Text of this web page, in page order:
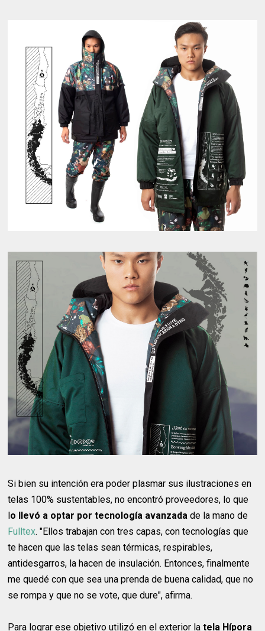
Si bien su intención era poder plasmar sus ilustraciones en
telas 100% sustentables, no encontró proveedores, lo que
o llevó a optar por tecnología avanzada de la mano de
Fulltex. "Ellos trabajan con tres capas, con tecnologías que
te hacen que las telas sean térmicas, respirables,
antidesgarros, la hacen de insulación. Entonces, finalmente
me quedé con que sea una prenda de buena calidad, que no
se rompa y que no se vote, que dure", afirma.
Para lograr ese objetivo utilizó en el exterior latela Hípora